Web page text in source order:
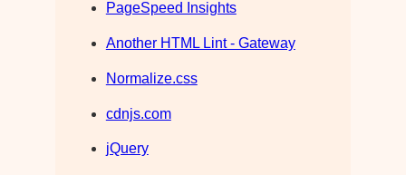
PageSpeed Insights
Another HTML Lint - Gateway
Normalize.css
cdnjs.com
jQuery